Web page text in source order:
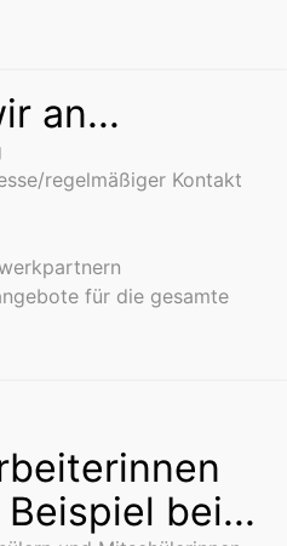
an...
regelmäßiger Kontakt
für die gesamte
bei...